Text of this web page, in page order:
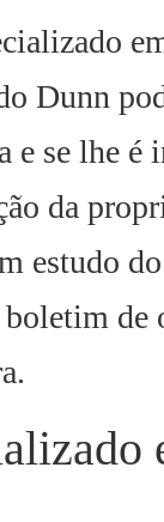
Dunn
se lhe é
da
estudo
boletim